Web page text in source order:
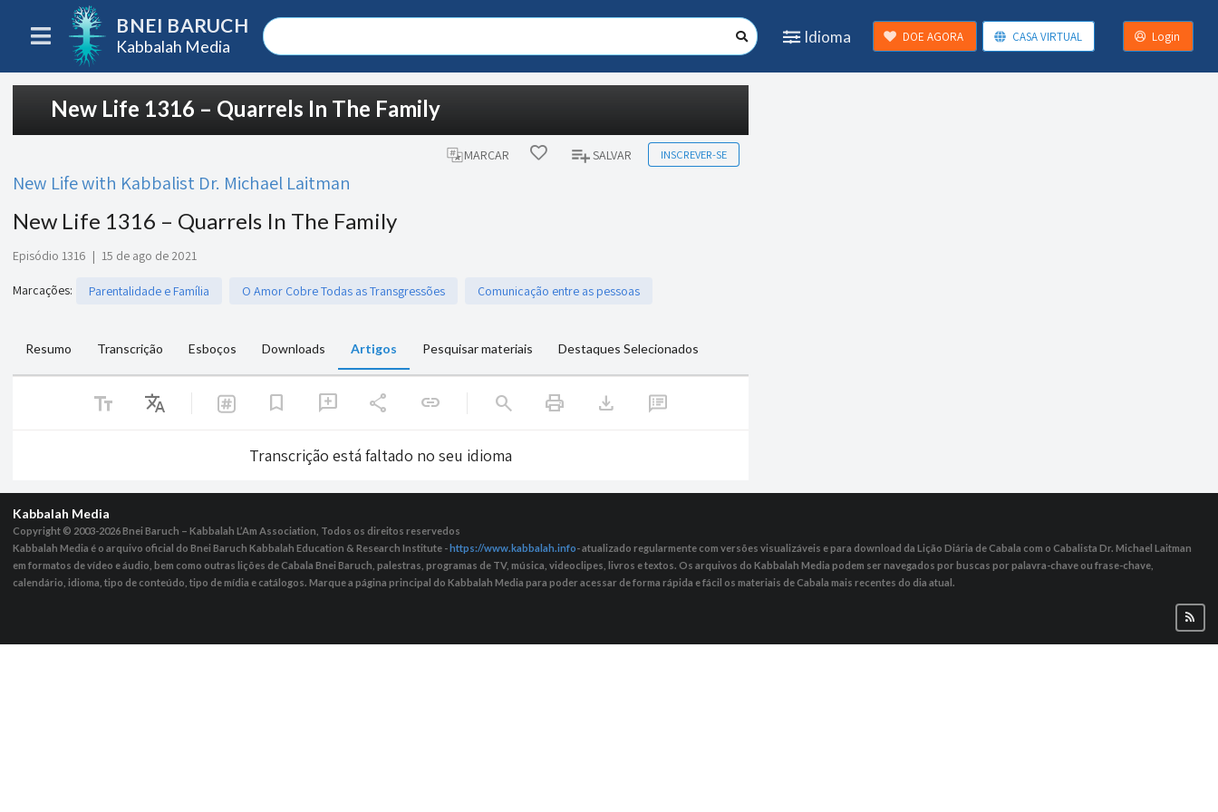
BNEI BARUCH
Kabbalah Media
Idioma DOE AGORA CASA VIRTUAL Login
New Life 1316 – Quarrels In The Family
MARCAR SALVAR INSCREVER-SE
New Life with Kabbalist Dr. Michael Laitman
New Life 1316 – Quarrels In The Family
Episódio 1316 | 15 de ago de 2021
Marcações: Parentalidade e Família O Amor Cobre Todas as Transgressões Comunicação entre as pessoas
Resumo Transcrição Esboços Downloads Artigos Pesquisar materiais Destaques Selecionados
text_fields Translate bookmark add_comment share link search print download
Transcrição está faltado no seu idioma
Kabbalah Media
Copyright © 2003-2026Bnei Baruch – Kabbalah L’Am Association, Todos os direitos reservedos
Kabbalah Media é o arquivo oficial do Bnei Baruch Kabbalah Education & Research Institute -https://www.kabbalah.info- atualizado regularmente com versões visualizáveis ​​e para download da Lição Diária de Cabala com o Cabalista Dr. Michael Laitman
em formatos de vídeo e áudio, bem como outras lições de Cabala Bnei Baruch, palestras, programas de TV, música, videoclipes, livros e textos. Os arquivos do Kabbalah Media podem ser navegados por buscas por palavra-chave ou frase-chave,
calendário, idioma, tipo de conteúdo, tipo de mídia e catálogos. Marque a página principal do Kabbalah Media para poder acessar de forma rápida e fácil os materiais de Cabala mais recentes do dia atual.